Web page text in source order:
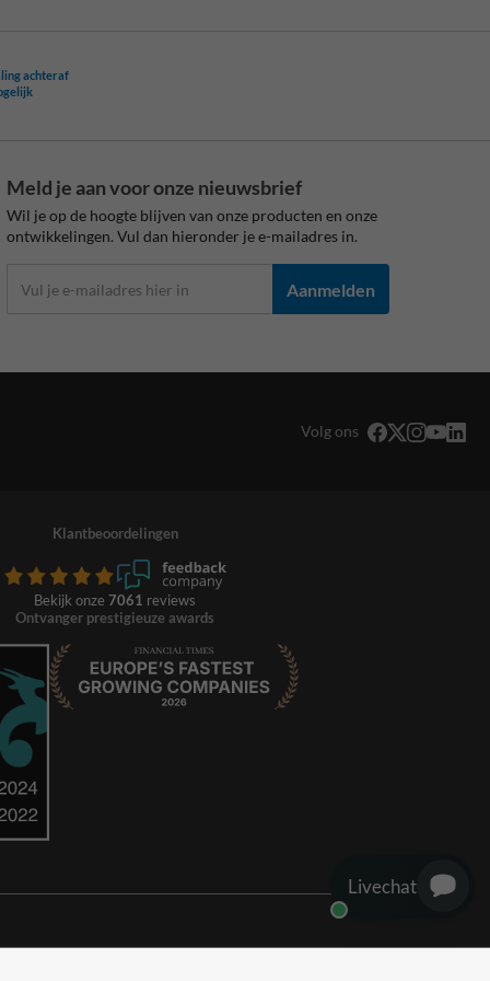
achteraf
Meld je aan voor onze nieuwsbrief
Wil je op de hoogte blijven van onze producten en onze
ontwikkelingen. Vul dan hieronder je e-mailadres in.
Aanmelden
Volg ons
Klantbeoordelingen
Bekijk onze 7061 reviews
Ontvanger prestigieuze awards
Livechat